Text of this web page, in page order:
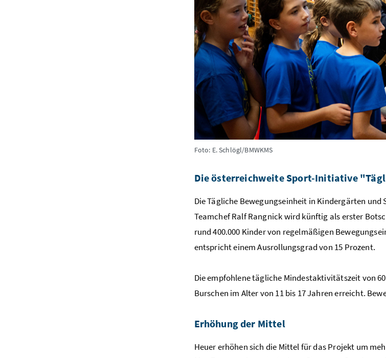
Foto: E. Schlögl/BMWKMS
Die österreichweite Sport-Initiative
Die Tägliche Bewegungseinheit in Kindergärten
Teamchef Ralf Rangnick wird künftig als erster
rund 400.000 Kinder von regelmäßigen
entspricht einem Ausrollungsgrad von 15 Prozent.
Die empfohlene tägliche Mindestaktivitätszeit von
Burschen im Alter von 11 bis 17 Jahren erreicht.
Erhöhung der Mittel
Heuer erhöhen sich die Mittel für das Projekt um